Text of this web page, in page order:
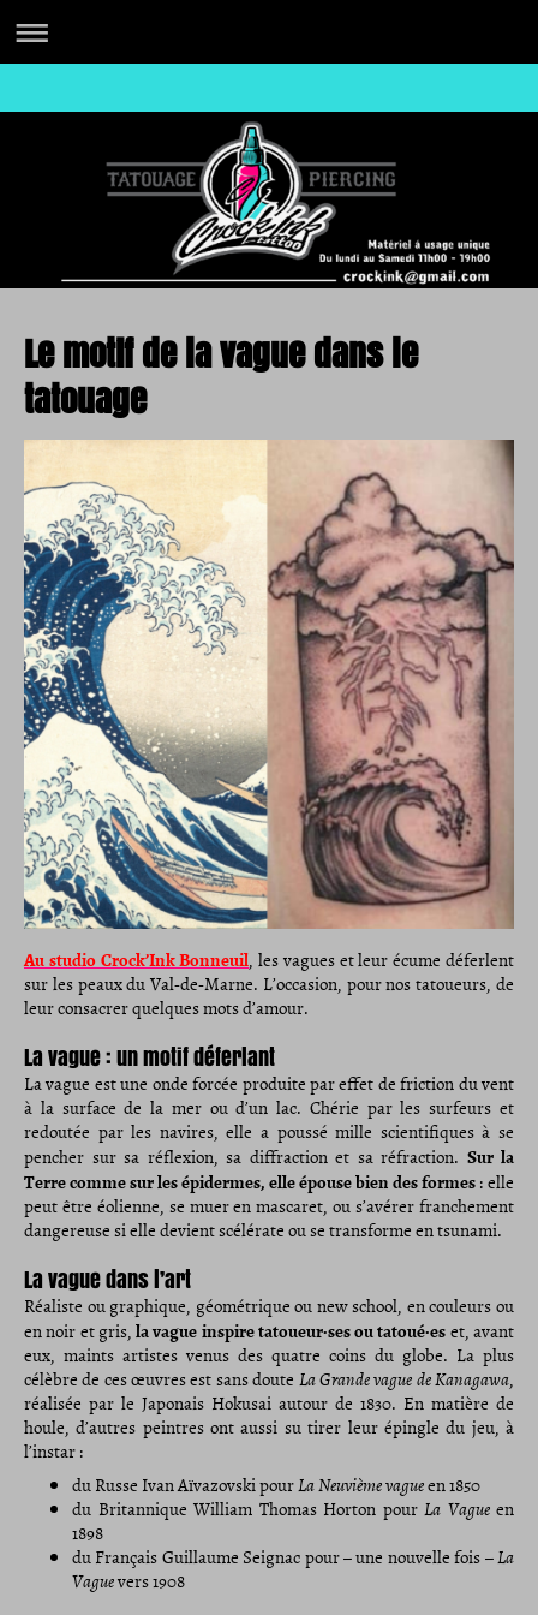
Le motif de la vague dans le
tatouage
Au studio Crock’Ink Bonneuil, les vagues et leur écume déferlent
sur les peaux du Val-de-Marne. L’occasion, pour nos tatoueurs, de
leur consacrer quelques mots d’amour.
La vague : un motif déferlant
La vague est une onde forcée produite par effet de friction du vent
à la surface de la mer ou d’un lac. Chérie par les surfeurs et
redoutée par les navires, elle a poussé mille scientifiques à se
pencher sur sa réflexion, sa diffraction et sa réfraction. Sur la
Terre comme sur les épidermes, elle épouse bien des formes: elle
peut être éolienne, se muer en mascaret, ou s’avérer franchement
dangereuse si elle devient scélérate ou se transforme en tsunami.
La vague dans l’art
Réaliste ou graphique, géométrique ou new school, en couleurs ou
en noir et gris,la vague inspire tatoueur·ses ou tatoué·eset, avant
eux, maints artistes venus des quatre coins du globe. La plus
célèbre de ces œuvres est sans doute La Grande vague de Kanagawa,
réalisée par le Japonais Hokusai autour de 1830. En matière de
houle, d’autres peintres ont aussi su tirer leur épingle du jeu, à
l’instar :
du Russe Ivan Aïvazovski pourLa Neuvième vagueen 1850
du Britannique William Thomas Horton pour La Vagueen
1898
du Français Guillaume Seignac pour – une nouvelle fois –La
Vaguevers 1908